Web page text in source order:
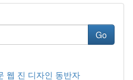
Go
웹 진 디자인 동반자